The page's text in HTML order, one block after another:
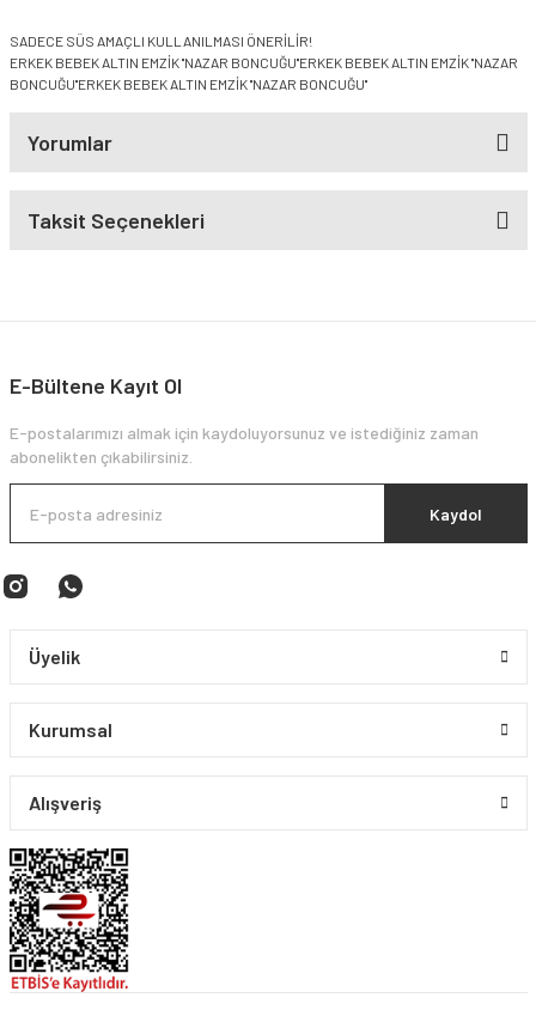
SADECE SÜS AMAÇLI KULLANILMASI ÖNERİLİR!
ERKEK BEBEK ALTIN EMZİK ''NAZAR BONCUĞU''ERKEK BEBEK ALTIN EMZİK ''NAZAR
BONCUĞU''ERKEK BEBEK ALTIN EMZİK ''NAZAR BONCUĞU''
Yorumlar
Taksit Seçenekleri
E-Bültene Kayıt Ol
E-postalarımızı almak için kaydoluyorsunuz ve istediğiniz zaman
abonelikten çıkabilirsiniz.
Kaydol
Üyelik
Kurumsal
Alışveriş